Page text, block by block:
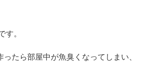
す。
たら部屋中が魚臭くなってしまい、